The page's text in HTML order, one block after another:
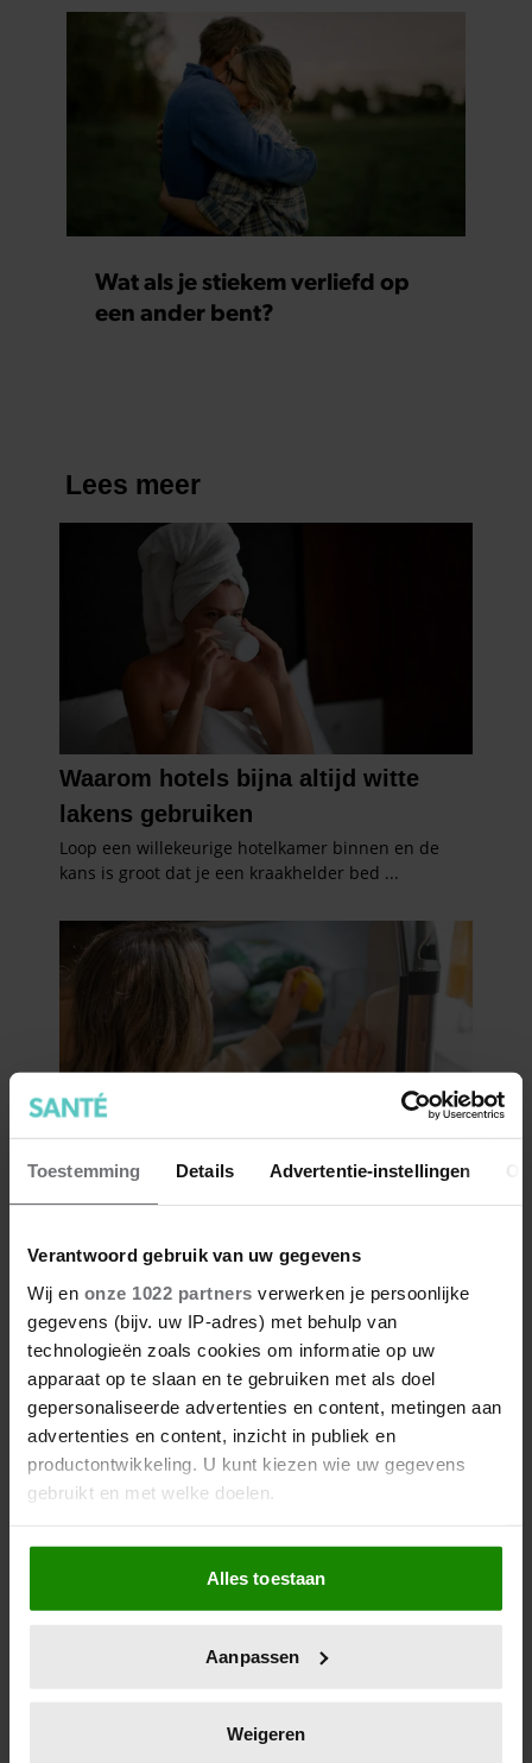
Toestemming Details Advertentie-instellingen
Verantwoord gebruik van uw gegevens
Wij en onze 1022 partners verwerken je persoonlijke
gegevens (bijv. uw IP-adres) met behulp van
technologieën zoals cookies om informatie op uw
apparaat op te slaan en te gebruiken met als doel
gepersonaliseerde advertenties en content, metingen aan
advertenties en content, inzicht in publiek en
productontwikkeling. U kunt kiezen wie uw gegevens
gebruikt en met welke doelen.
Als u het toestaat, willen we ook graag:
Informatie verzamelen over uw geografische
locatie, die tot een paar meter nauwkeurig kan zijn
scannen op specifieke eigenschappen (fingerprinting)
verwerkt en stel uw voorkeuren in het
Alles toestaan
Aanpassen
Weigeren
Wat als je stiekem verliefd op
een ander bent?